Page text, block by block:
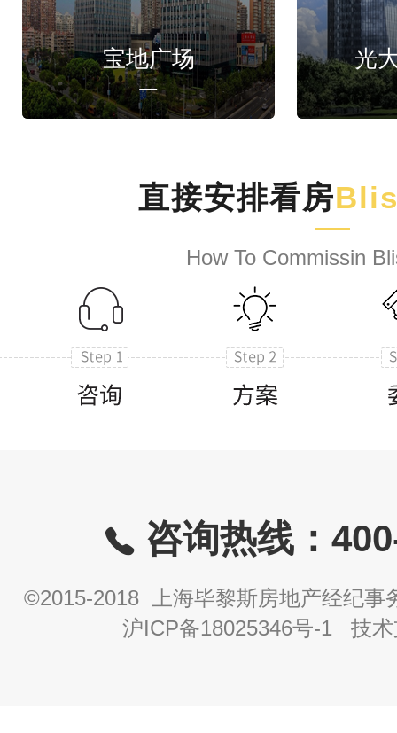
宝地广场 光
直接安排看房
How To Commissin
咨询热线：
©2015-2018 上海毕黎斯房地产经纪事
沪ICP备18025346号-1 技术